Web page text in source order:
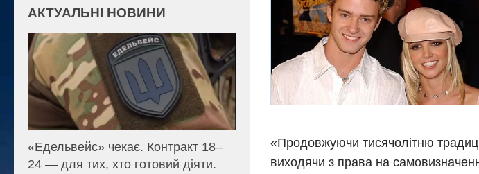
«Продовжуючи тисячолітню
виходячи з права на
АКТУАЛЬНІ НОВИНИ
«Едельвейс» чекає. Контракт 18–
24 — для тих, хто готовий діяти.